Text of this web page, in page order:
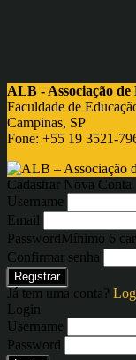
ALB - Associação
Faculdade de
Campinas, SP
Fone: +55 19 3521-
Cadastrar Nova Conta
Username
Email
PasswordMínimo 6
Confirmar senha
Registrar
Já tem uma conta?
Login
Username
Password